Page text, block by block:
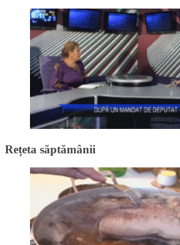
Rețeta săptămânii